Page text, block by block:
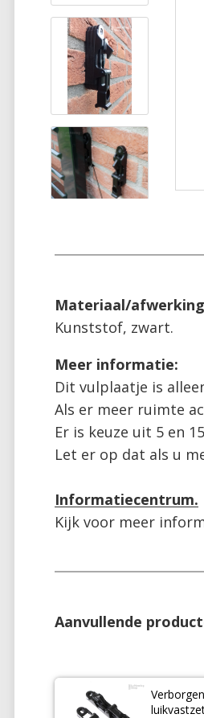
Materiaal/
Kunststof, zwart.
Dit vulplaatje is
Als er meer ruimte
Er is keuze uit 5 en
Let er op dat als u
Informatiecentrum.
Kijk voor meer
Aanvullende
Verborgen